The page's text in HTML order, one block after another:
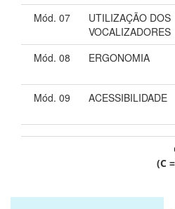
Mód. 07
UTILIZAÇÃO DOS
VOCALIZADORES
Mód. 08
ERGONOMIA
Mód. 09
ACESSIBILIDADE
(C